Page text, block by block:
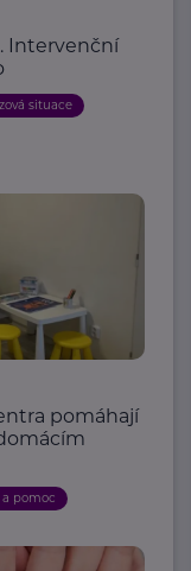
Intervenční
situace
pomáhají
a pomoc